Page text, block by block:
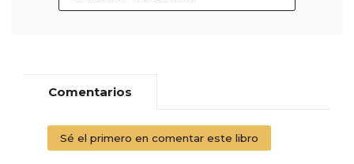
Comentarios
Sé el primero en comentar este libro